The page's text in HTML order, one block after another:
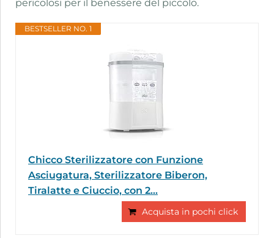
pericolosi per il benessere del piccolo.
BESTSELLER NO. 1
Chicco Sterilizzatore con Funzione
Asciugatura, Sterilizzatore Biberon,
Tiralatte e Ciuccio, con 2...
Acquista in pochi click